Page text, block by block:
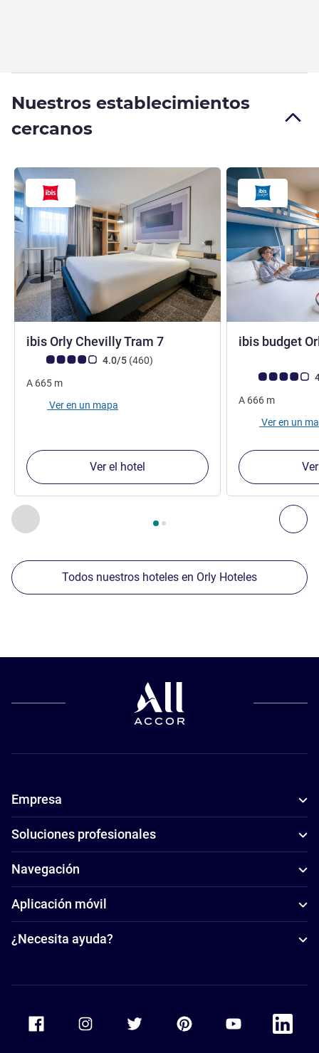
Nuestros establecimientos
cercanos
Anterior - Nuestros establecimientos cercanos
Página , Nuestros establecimientos cercanos 1 :,
ibis Orly Chevilly Tram 7
Nota de clientes de Avis (Clasificación de ALL)
4.0/5 (460opiniones
)
A 665 m
Ver en un mapa
Ver el hotel
ibis budget
Nota de clientes
A 666 m
Ver en un
Todos nuestros hoteles en Orly Hoteles
Empresa
Soluciones profesionales
Navegación
Aplicación móvil
¿Necesita ayuda?
Accor Facebook Accor TwitterAccor PinterestAccor Youtube
Accor